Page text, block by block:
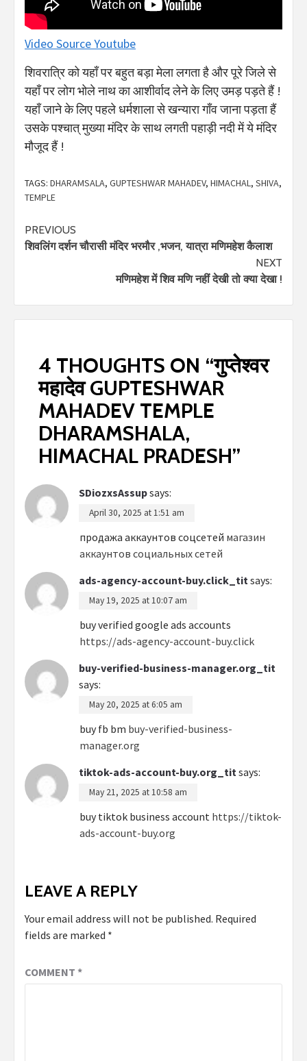
Video Source Youtube
शिवरात्रि को यहाँ पर बहुत बड़ा मेला लगता है और पूरे जिले से
यहाँ पर लोग भोले नाथ का आशीर्वाद लेने के लिए उमड़ पड़ते हैं !
यहाँ जाने के लिए पहले धर्मशाला से खन्यारा गाँव जाना पड़ता हैं
उसके पश्चात् मुख्या मंदिर के साथ लगती पहाड़ी नदी में ये मंदिर
मौजूद हैं !
TAGS: DHARAMSALA, GUPTESHWAR MAHADEV, HIMACHAL, SHIVA,
TEMPLE
Continue
Reading
PREVIOUS
शिवलिंग दर्शन चौरासी मंदिर भरमौर ,भजन, यात्रा मणिमहेश कैलाश
NEXT
मणिमहेश में शिव मणि नहीं देखी तो क्या देखा !
4 THOUGHTS ON “गुप्तेश्वर
महादेव GUPTESHWAR
MAHADEV TEMPLE
DHARAMSHALA,
HIMACHAL PRADESH”
SDiozxsAssupsays:
April 30, 2025 at 1:51 am
продажа аккаунтов соцсетей магазин
аккаунтов социальных сетей
ads-agency-account-buy.click_tit says:
May 19, 2025 at 10:07 am
buy verified google ads accounts
https://ads-agency-account-buy.click
buy-verified-business-manager.org_tit
says:
May 20, 2025 at 6:05 am
buy fb bm buy-verified-business-
manager.org
tiktok-ads-account-buy.org_tit says:
May 21, 2025 at 10:58 am
buy tiktok business account https://tiktok-
ads-account-buy.org
LEAVE A REPLY
Your email address will not be published. Required
fields are marked *
COMMENT *